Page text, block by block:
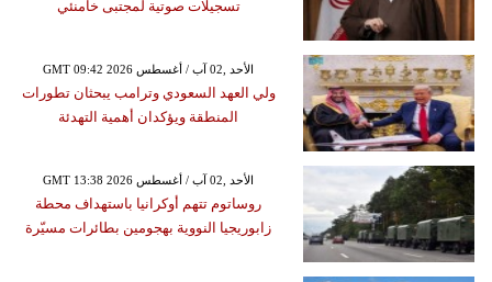
تسجيلات صوتية لمجتبى خامنئي
GMT 09:42 2026 الأحد ,02 آب / أغسطس
ولي العهد السعودي وترامب يبحثان تطورات
المنطقة ويؤكدان أهمية التهدئة
GMT 13:38 2026 الأحد ,02 آب / أغسطس
روساتوم تتهم أوكرانيا باستهداف محطة
زابوريجيا النووية بهجومين بطائرات مسيّرة